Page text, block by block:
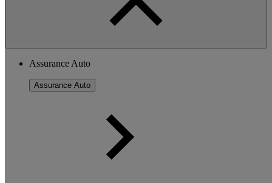
Assurance Auto
Assurance Auto